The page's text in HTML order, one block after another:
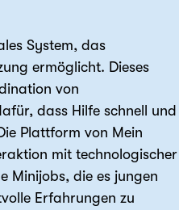
System, das
ermöglicht. Dieses
von
dass Hilfe schnell und
Plattform von Mein
mit technologischer
Minijobs, die es jungen
Erfahrungen zu